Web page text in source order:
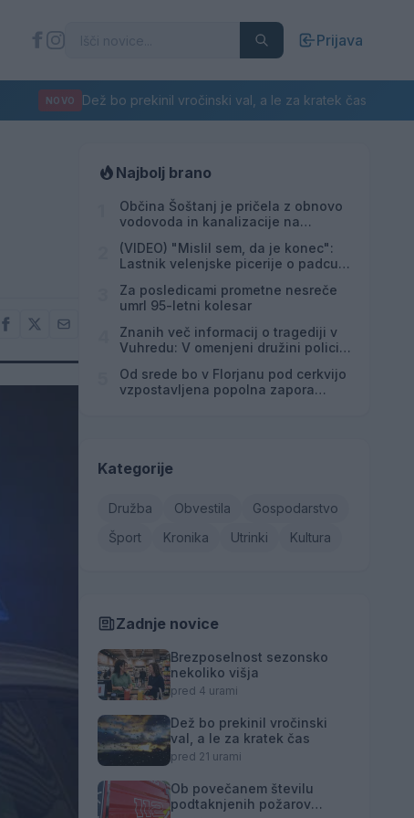
Prijava
NOVO Dež bo prekinil vročinski val, a le za kratek čas
Najbolj brano
Občina Šoštanj je pričela z obnovo
vodovoda in kanalizacije na
(VIDEO) "Mislil sem, da je konec":
Lastnik velenjske picerije o padcu s
Za posledicami prometne nesreče
umrl 95-letni kolesar
Znanih več informacij o tragediji v
Vuhredu: V omenjeni družini policija
Od srede bo v Florjanu pod cerkvijo
vzpostavljena popolna zapora
Kategorije
Družba Obvestila
Gospodarstvo
Šport
Kronika Utrinki Kultura
Zadnje novice
Brezposelnost sezonsko
nekoliko višja
pred 4 urami
Dež bo prekinil vročinski
val, a le za kratek čas
pred 21 urami
Ob povečanem številu
podtaknjenih požarov